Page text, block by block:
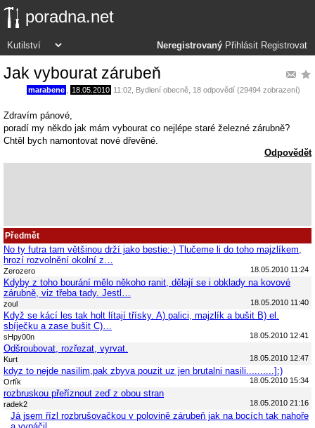
poradna.net
Neregistrovaný Přihlásit Registrovat
Jak vybourat zárubeň
marabene 18.05.2010 11:02 Bydlení obecně , 18 odpovědí (29494 zobrazení)
Zdravím pánové,
poradí my někdo jak mám vybourat co nejlépe staré železné zárubně?
Chtěl bych namontovat nové dřevěné.
Odpovědět
Předmět
No ty futra tam většinou drží jako bestie:-) Tlučeme li do toho majzlíkem,
hrozí rozvolnění okolní z…
Zerozero 18.05.2010 11:24
Kdyby z toho bourání mělo někoho ranit, dělají se i obklady na kovové
zárubně, viz třeba tady. Jestl…
zoul 18.05.2010 11:40
Když se kácí les tak holt lítají třísky. A) palici, majzlík a bušit B) el.
sbíječku a zase bušit C)…
sHpy00n 18.05.2010 12:41
Odšroubovat, rozřezat, vyrvat.
Kurt 18.05.2010 12:47
kdyz to nejde nasilim,pak zbyva pouzit uz jen brutalni nasili..........]:)
Orfík 18.05.2010 15:34
rozbruskou přeříznout zeď z obou stran
radek2 18.05.2010 21:16
Já jsem řízl rozbrušovačkou v polovině zárubeň jak na bocích tak nahoře